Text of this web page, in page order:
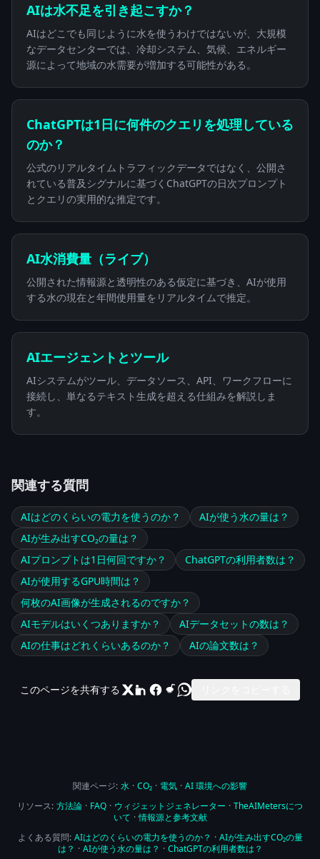
AIは水不足を引き起こすか？
AIはどこでも同じように水を使うわけではないが、大規模
なデータセンターでは、冷却システム、気候、エネルギー
源によって地域の水需要が増加する可能性がある。
ChatGPTは1日に何件のクエリを処理している
のか？
公式のリアルタイムトラフィックデータではなく、公開さ
れている普及シグナルに基づくChatGPTの日次プロンプト
とクエリの実用的な推定です。
AI水消費量（ライブ）
公開された情報源と透明性のある仮定に基づき、AIが使用
する水の現在と年間使用量をリアルタイムで推定。
AIエージェントとツール
AIシステムがツール、データソース、API、ワークフローに
接続し、単なるテキスト生成を超える仕組みを解説しま
す。
関連する質問
AIはどのくらいの電力を使うのか？
AIが使う水の量は？
AIが生み出すCO₂の量は？
AIプロンプトは1日何回ですか？
ChatGPTの利用者数は？
AIが使用するGPU時間は？
何枚のAI画像が生成されるのですか？
AIモデルはいくつありますか？
AIデータセットの数は？
AIの仕事はどれくらいあるのか？
AIの論文数は？
このページを共有する
関連ページ: 水 · CO₂ · 電気 · AI 環境への影響
リソース: 方法論 · FAQ · ウィジェットジェネレーター · TheAIMetersにつ
いて · 情報源と参考文献
よくある質問: AIはどのくらいの電力を使うのか？ · AIが生み出すCO₂の量
は？ · AIが使う水の量は？ · ChatGPTの利用者数は？